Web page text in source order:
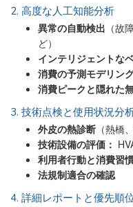
2. 高度な人工知能分析
異常の自動検出 （故
ど）
インテリジェントな
消費の予測モデリン
消費ピークと隠れた
3. 技術点検と使用状況分
外皮の熱診断 （熱橋
技術設備の評価：
利用者行動と消費習
法規制適合の確認
4. 詳細レポートと優先順